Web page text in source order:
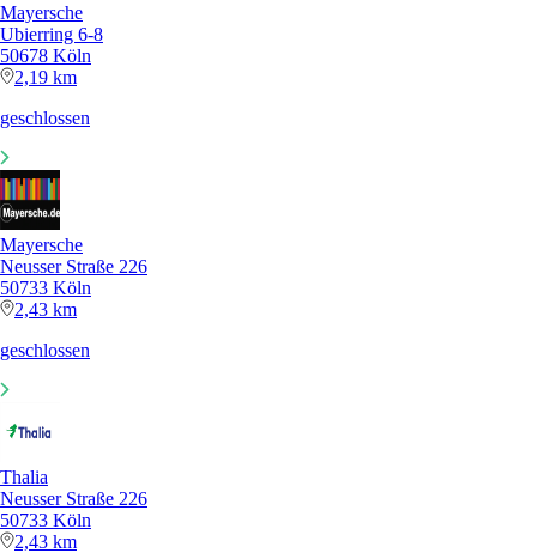
Mayersche
Ubierring 6-8
50678 Köln
2,19 km
geschlossen
Mayersche
Neusser Straße 226
50733 Köln
2,43 km
geschlossen
Thalia
Neusser Straße 226
50733 Köln
2,43 km